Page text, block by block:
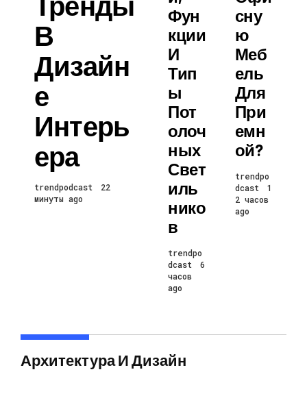
В
Дизайн
Е
Интерь
Ера
trendpodcast
22
минуты ago
Фун
Кции
И
Тип
Ы
Пот
Олоч
Ных
Свет
Иль
Нико
В
trendpo
dcast
6
часов
ago
Сну
Ю
Меб
Ель
Для
При
Емн
Ой?
trendpo
dcast
1
2 часов
ago
Архитектура И Дизайн